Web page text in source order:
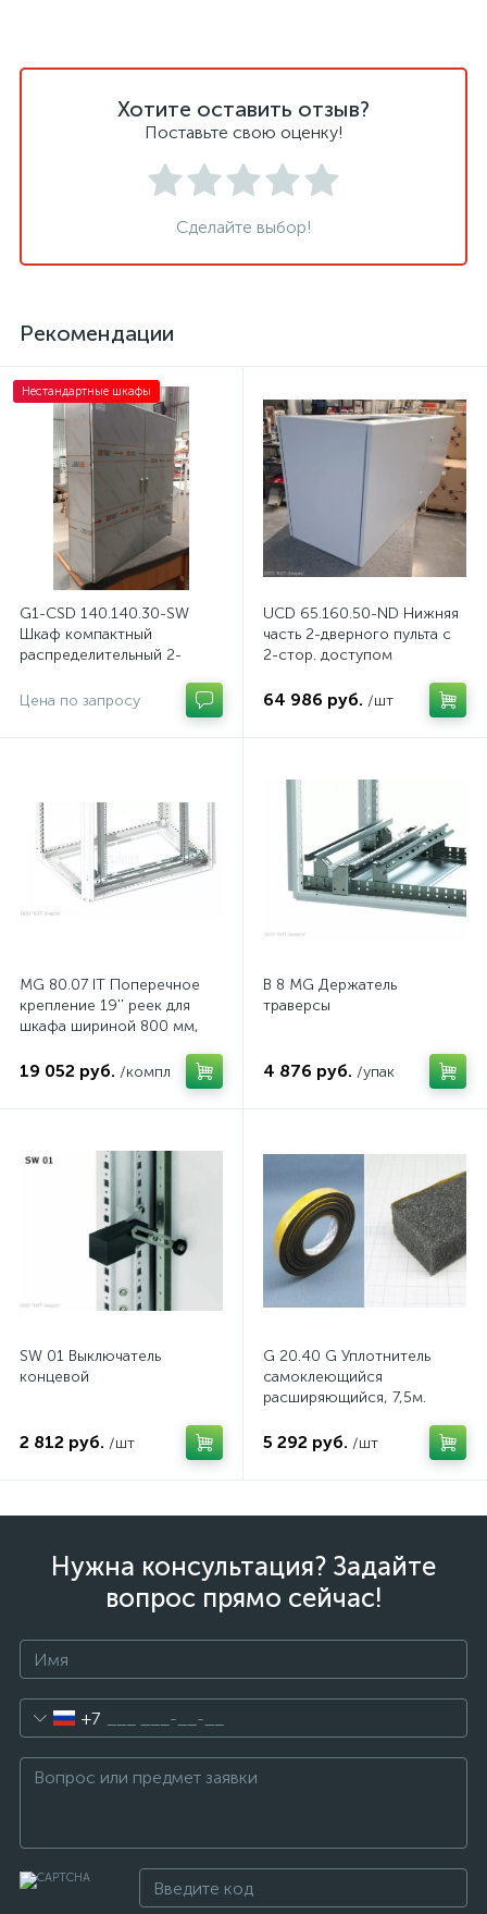
Хотите оставить отзыв?
Поставьте свою оценку!
Сделайте выбор!
Рекомендации
Нестандартные шкафы
G1-CSD 140.140.30-SW
Шкаф компактный
распределительный 2-
стали, с перемычкой
Цена по запросу
UCD 65.160.50-ND Нижняя
часть 2-дверного пульта с
2-стор. доступом
64 986 руб. /шт
MG 80.07 IT Поперечное
крепление 19'' реек для
шкафа шириной 800 мм,
19 052 руб. /компл
B 8 MG Держатель
траверсы
4 876 руб. /упак
SW 01 Выключатель
концевой
2 812 руб. /шт
G 20.40 G Уплотнитель
самоклеющийся
расширяющийся, 7,5м.
5 292 руб. /шт
Нужна консультация? Задайте
вопрос прямо сейчас!
+7